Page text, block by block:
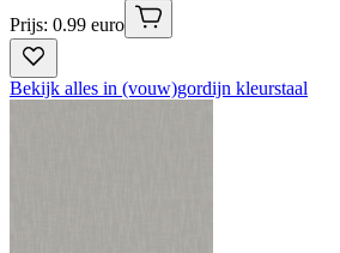
Prijs: 0.99 euro
Bekijk alles in (vouw)gordijn kleurstaal